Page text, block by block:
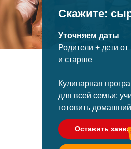
Уточняем даты
Родители + дети от
и старше
Кулинарная
для всей семьи:
готовить
Оставить
Скажите: